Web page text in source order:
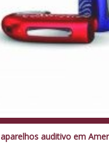
aparelhos auditivo em